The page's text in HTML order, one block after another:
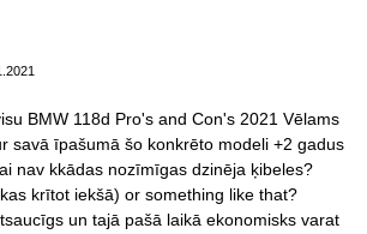
BMW 118d Pro's and Con's 2021 Vēlams
savā īpašumā šo konkrēto modeli +2 gadus
nav kkādas nozīmīgas dzinēja ķibeles?
krītot iekšā) or something like that?
un tajā pašā laikā ekonomisks varat